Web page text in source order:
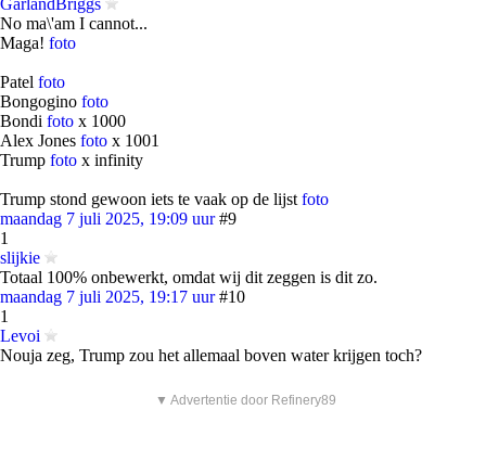
GarlandBriggs
No ma\'am I cannot...
Maga! foto
Patel foto
Bongogino foto
Bondi foto x 1000
Alex Jones foto x 1001
Trump foto x infinity
Trump stond gewoon iets te vaak op de lijst foto
maandag 7 juli 2025, 19:09 uur #9
1
slijkie
Totaal 100% onbewerkt, omdat wij dit zeggen is dit zo.
maandag 7 juli 2025, 19:17 uur #10
1
Levoi
Nouja zeg, Trump zou het allemaal boven water krijgen toch?
▼ Advertentie door Refinery89